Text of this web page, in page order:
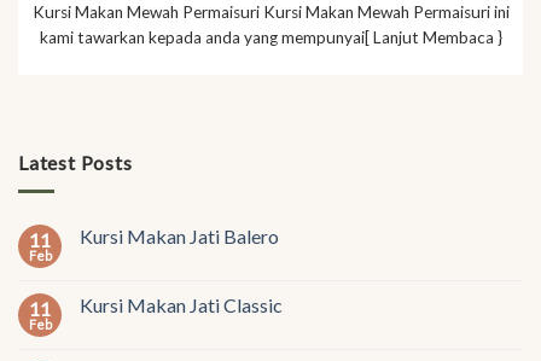
Latest Posts
11
Feb
Kursi Makan Jati Balero
11
Feb
Kursi Makan Jati Classic
Kursi Makan Mewah Permaisuri Kursi Makan Mewah Permaisuri ini
kami tawarkan kepada anda yang mempunyai[ Lanjut Membaca }